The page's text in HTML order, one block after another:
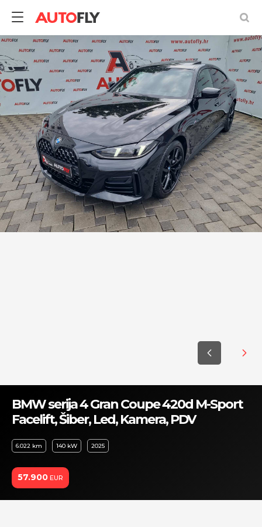
BMW serija 4 Gran Coupe 420d M-Sport
Facelift, Šiber, Led, Kamera, PDV
6.022 km 140 kW 2025
57.900 EUR